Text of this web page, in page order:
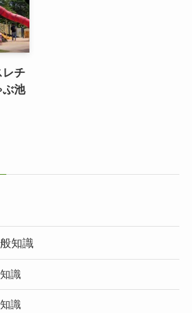
レチ
ぶ池
知識
識
識